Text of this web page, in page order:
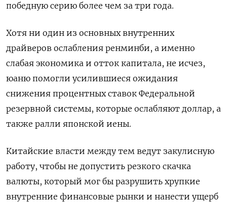
победную серию более чем за три года.
Хотя ни один из основных внутренних
драйверов ослабления ренминби, а именно
слабая экономика и отток капитала, не исчез,
юаню помогли усилившиеся ожидания
снижения процентных ставок Федеральной
резервной системы, которые ослабляют доллар, а
также ралли японской иены.
Китайские власти между тем ведут закулисную
работу, чтобы не допустить резкого скачка
валюты, который мог бы разрушить хрупкие
внутренние финансовые рынки и нанести ущерб